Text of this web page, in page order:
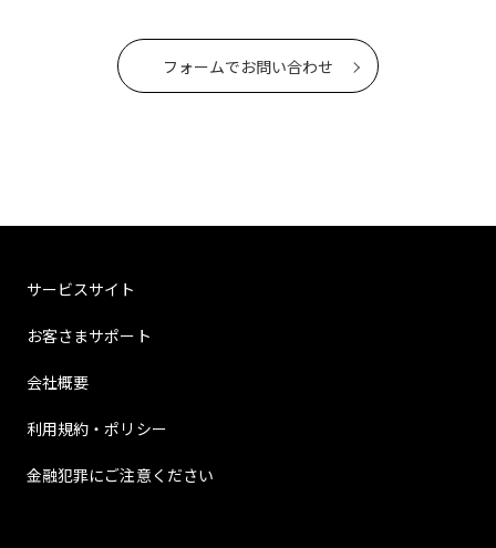
フォームでお問い合わせ
サービスサイト
お客さまサポート
会社概要
利用規約・ポリシー
金融犯罪にご注意ください